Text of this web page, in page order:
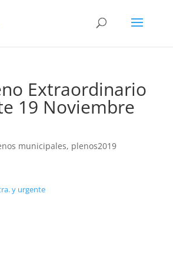
Extraordinario
19 Noviembre
municipales, plenos2019
y urgente